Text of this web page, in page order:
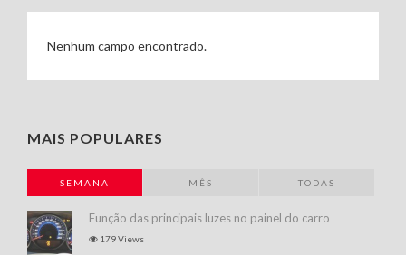
Nenhum campo encontrado.
MAIS POPULARES
SEMANA MÊS TODAS
Função das principais luzes no painel do carro
179 Views